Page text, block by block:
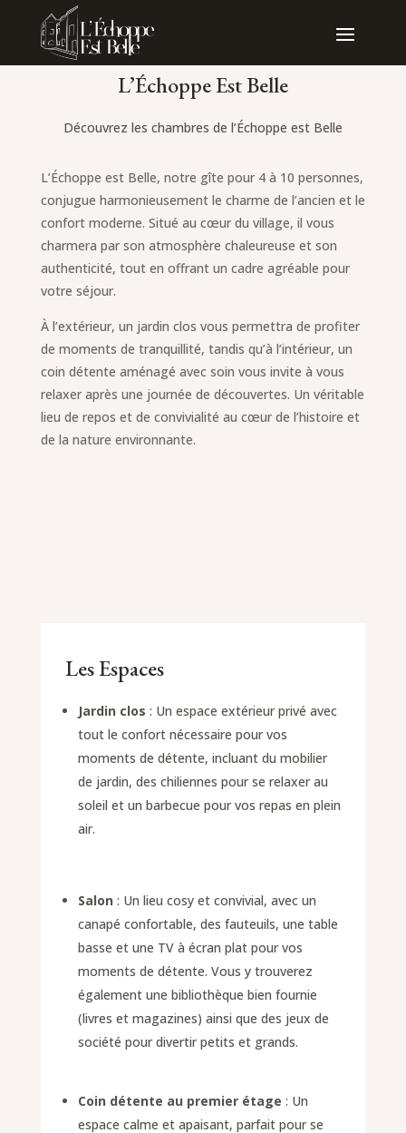
L’Échoppe Est Belle
Découvrez les chambres de l’Échoppe est Belle
L’Échoppe est Belle, notre gîte pour 4 à 10 personnes,
conjugue harmonieusement le charme de l’ancien et le
confort moderne. Situé au cœur du village, il vous
charmera par son atmosphère chaleureuse et son
authenticité, tout en offrant un cadre agréable pour
votre séjour.
À l’extérieur, un jardin clos vous permettra de profiter
de moments de tranquillité, tandis qu’à l’intérieur, un
coin détente aménagé avec soin vous invite à vous
relaxer après une journée de découvertes. Un véritable
lieu de repos et de convivialité au cœur de l’histoire et
de la nature environnante.
Les Espaces
Jardin clos : Un espace extérieur privé avec
tout le confort nécessaire pour vos
moments de détente, incluant du mobilier
de jardin, des chiliennes pour se relaxer au
soleil et un barbecue pour vos repas en plein
air.
Salon : Un lieu cosy et convivial, avec un
canapé confortable, des fauteuils, une table
basse et une TV à écran plat pour vos
moments de détente. Vous y trouverez
également une bibliothèque bien fournie
(livres et magazines) ainsi que des jeux de
société pour divertir petits et grands.
Coin détente au premier étage : Un
espace calme et apaisant, parfait pour se